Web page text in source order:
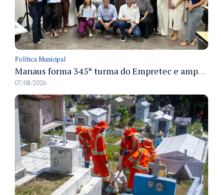
Política Municipal
Manaus forma 345ª turma do Empretec e amplia qualificação de empreendedores na cidade
07/08/2026